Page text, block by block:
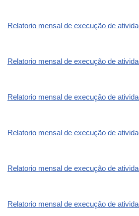
Relatorio mensal de execução de
Relatorio mensal de execução de
Relatorio mensal de execução de
Relatorio mensal de execução de
Relatorio mensal de execução de
Relatorio mensal de execução de